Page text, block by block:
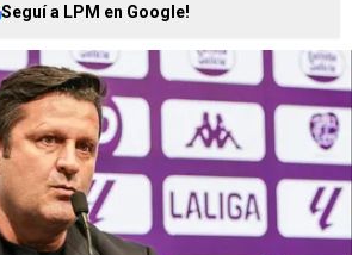
Seguí a LPM en Google!